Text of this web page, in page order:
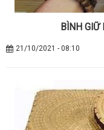
BÌNH GIỮ
21/10/2021 - 08:10